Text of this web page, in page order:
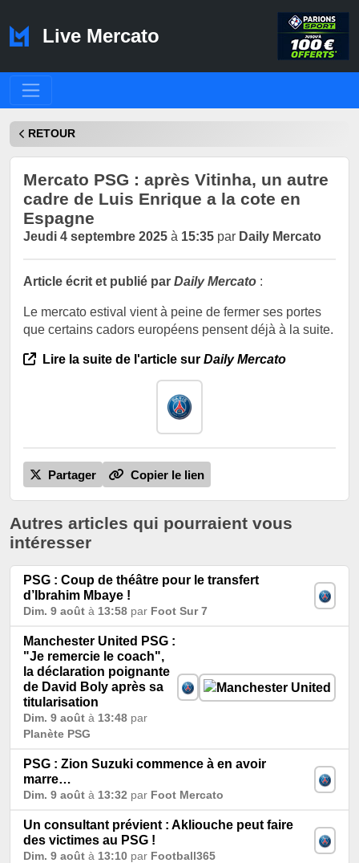
Live Mercato
RETOUR
Mercato PSG : après Vitinha, un autre
cadre de Luis Enrique a la cote en
Espagne
Jeudi 4 septembre 2025 à 15:35 par Daily Mercato
Article écrit et publié par Daily Mercato :
Le mercato estival vient à peine de fermer ses portes
que certains cadors européens pensent déjà à la suite.
Lire la suite de l'article sur Daily Mercato
Partager Copier le lien
Autres articles qui pourraient vous
intéresser
PSG : Coup de théâtre pour le transfert
d’Ibrahim Mbaye !
Dim. 9 août à 13:58 par Foot Sur 7
Manchester United PSG :
"Je remercie le coach",
la déclaration poignante
de David Boly après sa
titularisation
Dim. 9 août à 13:48 par
Planète PSG
PSG : Zion Suzuki commence à en avoir
marre…
Dim. 9 août à 13:32 par Foot Mercato
Un consultant prévient : Akliouche peut faire
des victimes au PSG !
Dim. 9 août à 13:10 par Football365